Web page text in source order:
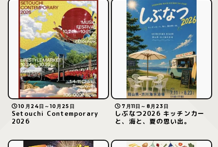
10月24日～10月25日
Setouchi Contemporary
2026
7月11日～8月23日
しぶなつ2026 キッチンカー
と、海と、夏の思い出。